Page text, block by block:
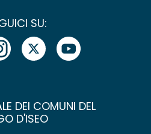
SU:
DEI COMUNI DEL
D'ISEO